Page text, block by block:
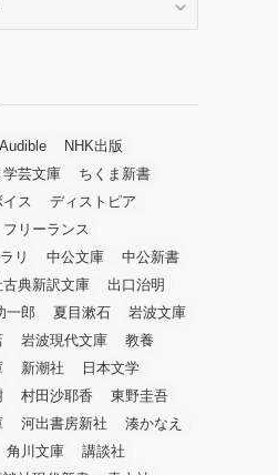
Audible
NHK出版
学芸文庫
ちくま新書
ス
ディストピア
フリーランス
リ
中公文庫
中公新書
古典新訳文庫
出口治明
一郎 夏目漱石
岩波文庫
岩波現代文庫
教養
新潮社
日本文学
村田沙耶香
東野圭吾
河出書房新社
湊かなえ
角川文庫
講談社